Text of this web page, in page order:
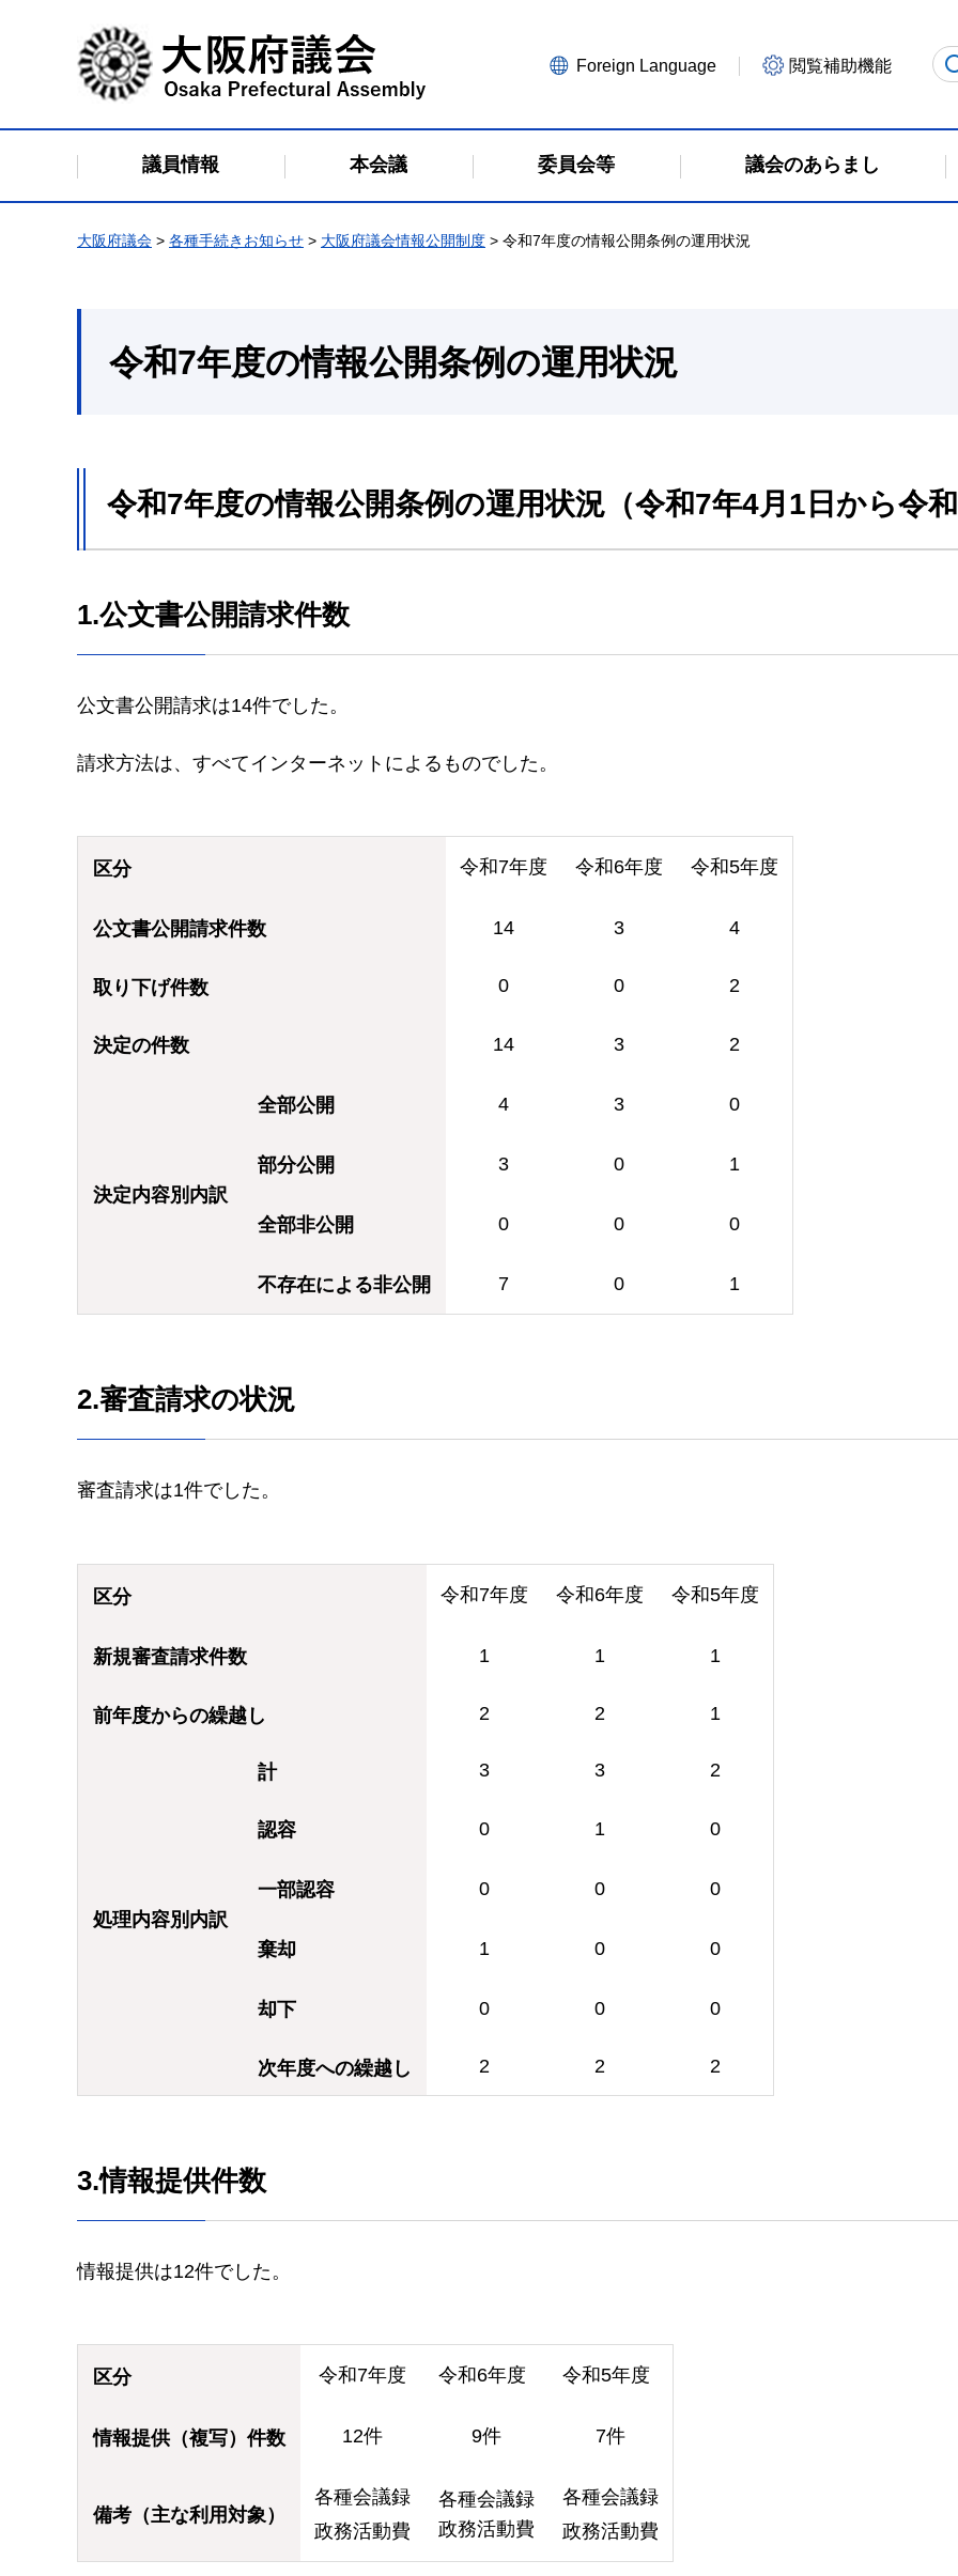
大阪府議会
Foreign Language 閲覧補助機能
議員情報 本会議 委員会等 議会のあらまし
大阪府議会 > 各種手続きお知らせ > 大阪府議会情報公開制度 > 令和7年度の情報公開条例の運用状況
令和7年度の情報公開条例の運用状況
令和7年度の情報公開条例の運用状況（令和7年4月1日から令
1.公文書公開請求件数
公文書公開請求は14件でした。
請求方法は、すべてインターネットによるものでした。
区分 令和7年度 令和6年度 令和5年度
公文書公開請求件数 14 3 4
取り下げ件数 0 0 2
決定の件数 14 3 2
決定内容別内訳
全部公開 4 3 0
部分公開 3 0 1
全部非公開 0 0 0
不存在による非公開 7 0 1
2.審査請求の状況
審査請求は1件でした。
区分 令和7年度 令和6年度 令和5年度
新規審査請求件数 1 1 1
前年度からの繰越し 2 2 1
処理内容別内訳
計 3 3 2
認容 0 1 0
一部認容 0 0 0
棄却 1 0 0
却下 0 0 0
次年度への繰越し 2 2 2
3.情報提供件数
情報提供は12件でした。
区分 令和7年度 令和6年度 令和5年度
情報提供（複写）件数 12件 9件 7件
備考（主な利用対象）
各種会議録
政務活動費
各種会議録
政務活動費
各種会議録
政務活動費